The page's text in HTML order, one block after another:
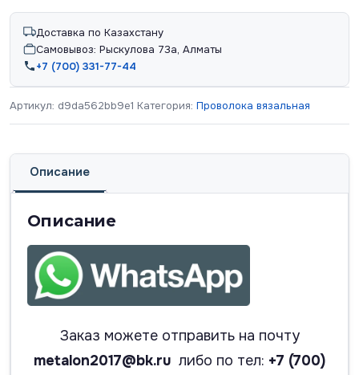
Доставка по Казахстану
Самовывоз: Рыскулова 73а, Алматы
+7 (700) 331-77-44
Артикул: d9da562bb9e1 Категория: Проволока вязальная
Описание
Описание
Заказ можете отправить на почту
metalon2017@bk.ru либо по тел: +7 (700)